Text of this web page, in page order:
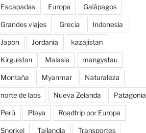
Escapadas Europa Galápagos
Grandes viajes Grecia Indonesia
Japón Jordania kazajistan
Kirguistan Malasia mangystau
Montaña Myanmar Naturaleza
norte de laos Nueva Zelanda Patagonia
Perú Playa Roadtrip por Europa
Snorkel Tailandia Transportes